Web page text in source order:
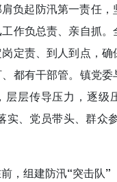
负起防汛第一责任
作负总责、亲自抓。
定责、到人到点，
都有干部管。镇党
层层传导压力，逐级
实、党员带头、群众
，组建防汛“突击队”